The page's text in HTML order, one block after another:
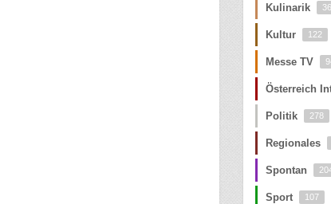
Kulinarik 36
Kultur 122
Messe TV
Österreich
Politik 278
Regionales
Spontan
Sport 107